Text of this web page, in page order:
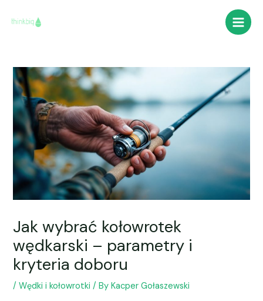
Main
Jak wybrać kołowrotek
wędkarski – parametry i
kryteria doboru
/Wędki i kołowrotki / ByKacper Gołaszewski
navigation